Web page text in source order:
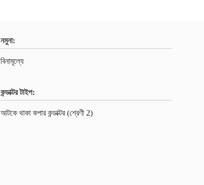
নমুনা:
বিনামূল্যে
কন্ডাক্টর টাইপ:
আটকে থাকা কপার কন্ডাক্টর (শ্রেণী 2)